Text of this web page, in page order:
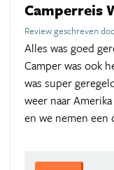
Camperreis
Review geschreven
Alles was goed
Camper was ook
was super
weer naar
en we nemen een